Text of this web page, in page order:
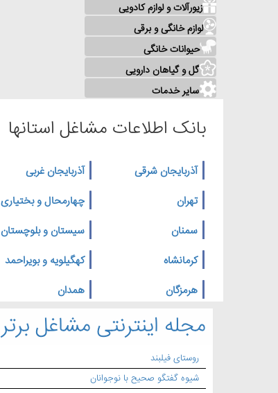
زیورآلات و لوازم کادویی
لوازم خانگی و برقی
حیوانات خانگی
گل و گیاهان دارویی
سایر خدمات
بانک اطلاعات مشاغل استانها
آذربایجان شرقی آذربایجان غربی
تهران
چهارمحال و بختیاری
سمنان
سیستان و بلوچستان
کرمانشاه
کهگیلویه و بویراحمد
هرمزگان
همدان
مجله اینترنتی مشاغل برتر
روستای فیلبند
شیوه گفتگو صحیح با نوجوانان